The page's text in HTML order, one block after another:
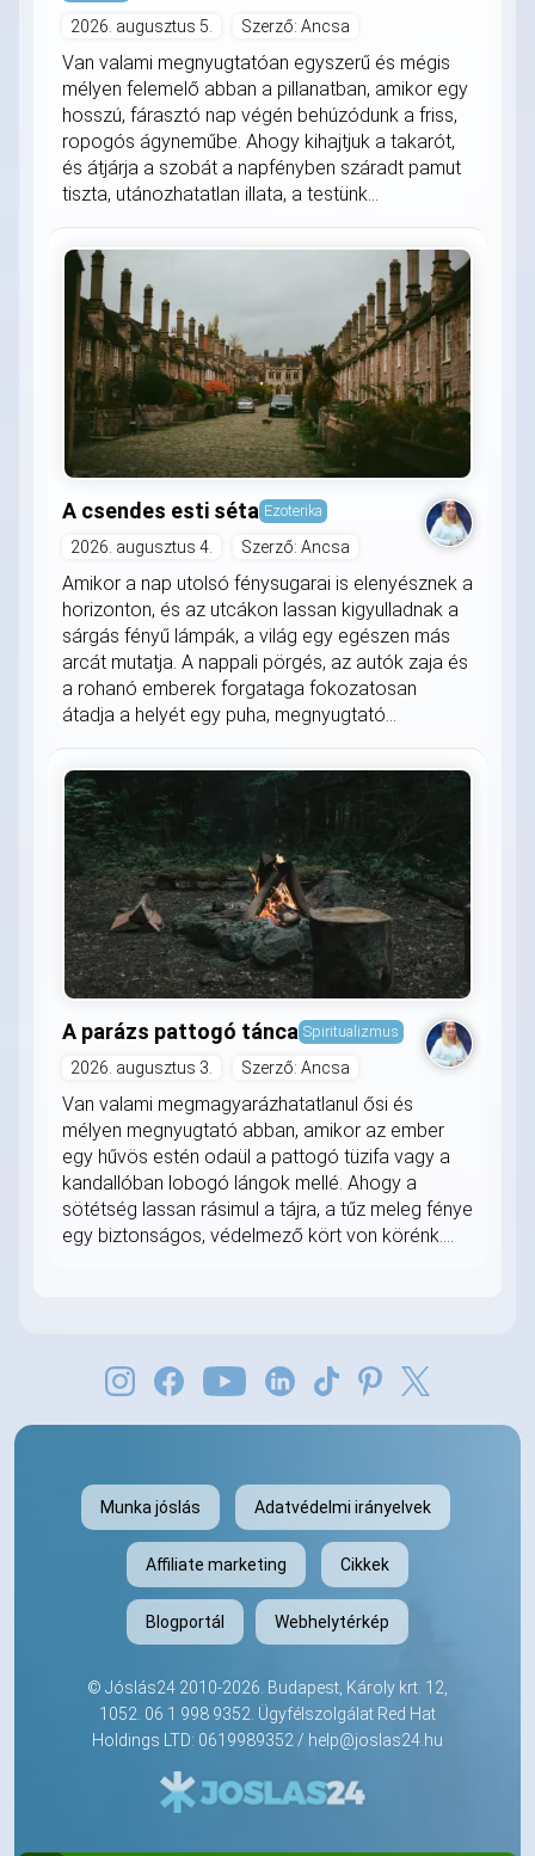
2026. augusztus 5. Szerző: Ancsa
Van valami megnyugtatóan egyszerű és mégis
mélyen felemelő abban a pillanatban, amikor egy
hosszú, fárasztó nap végén behúzódunk a friss,
ropogós ágyneműbe. Ahogy kihajtjuk a takarót,
és átjárja a szobát a napfényben száradt pamut
tiszta, utánozhatatlan illata, a testünk...
A csendes esti séta Ezoterika
2026. augusztus 4. Szerző: Ancsa
Amikor a nap utolsó fénysugarai is elenyésznek a
horizonton, és az utcákon lassan kigyulladnak a
sárgás fényű lámpák, a világ egy egészen más
arcát mutatja. A nappali pörgés, az autók zaja és
a rohanó emberek forgataga fokozatosan
átadja a helyét egy puha, megnyugtató...
A parázs pattogó tánca Spiritualizmus
2026. augusztus 3. Szerző: Ancsa
Van valami megmagyarázhatatlanul ősi és
mélyen megnyugtató abban, amikor az ember
egy hűvös estén odaül a pattogó tüzifa vagy a
kandallóban lobogó lángok mellé. Ahogy a
sötétség lassan rásimul a tájra, a tűz meleg fénye
egy biztonságos, védelmező kört von körénk....
Munka jóslás Adatvédelmi irányelvek
Affiliate marketing Cikkek
Blogportál Webhelytérkép
© Jóslás24 2010-2026. Budapest, Károly krt. 12,
1052. 06 1 998 9352. Ügyfélszolgálat Red Hat
Holdings LTD: 0619989352 / help@joslas24.hu